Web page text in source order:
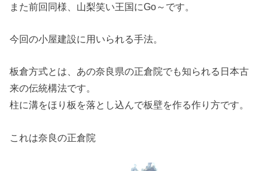
また前回同様、山梨笑い王国にGo～です。
今回の小屋建設に用いられる手法。
板倉方式とは、あの奈良県の正倉院でも知られる日本古
来の伝統構法です。
柱に溝をほり板を落とし込んで板壁を作る作り方です。
これは奈良の正倉院